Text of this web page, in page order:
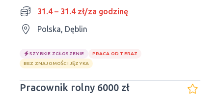
31.4 – 31.4 zł/za godzinę
Polska, Dęblin
SZYBKIE ZGŁOSZENIE
PRACA OD TERAZ
BEZ ZNAJOMOŚCI JĘZYKA
Pracownik rolny 6000 zł